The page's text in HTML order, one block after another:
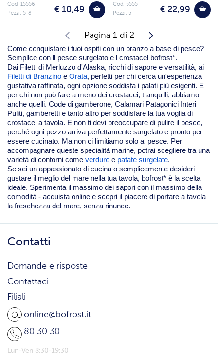
€ 10,49
Cod. 15556
Pezzi: 5-8
€ 22,99
Cod. 5555
Pezzi: 5
Pagina 1 di 2
Come conquistare i tuoi ospiti con un pranzo a base di pesce?
Semplice con il pesce surgelato e i crostacei bofrost*.
Dai Filetti di Merluzzo d'Alaska, ricchi di sapore e versatilità, ai
Filetti di Branzino e Orata, perfetti per chi cerca un'esperienza
gustativa raffinata, ogni opzione soddisfa i palati più esigenti. E
per chi non può fare a meno dei crostacei, tranquilli, abbiamo
anche quelli. Code di gamberone, Calamari Patagonici Interi
Puliti, gamberetti e tanto altro per soddisfare la tua voglia di
crostacei a tavola. E non ti devi preoccupare di pulire il pesce,
perché ogni pezzo arriva perfettamente surgelato e pronto per
essere cucinato. Ma non ci limitiamo solo al pesce. Per
accompagnare queste specialità marine, potrai scegliere tra una
varietà di contorni come verdure e patate surgelate.
Se sei un appassionato di cucina o semplicemente desideri
gustare il meglio del mare nella tua tavola, bofrost* è la scelta
ideale. Sperimenta il massimo dei sapori con il massimo della
comodità - acquista online e scopri il piacere di portare a tavola
la freschezza del mare, senza rinunce.
Contatti
Domande e risposte
Contattaci
Filiali
online@bofrost.it
80 30 30
Lun-Ven 8:30-19:30